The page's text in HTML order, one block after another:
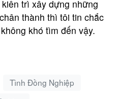
trì xây dựng những
thành thì tôi tin chắc
khó tìm đến vậy.
Tình Đồng Nghiệp